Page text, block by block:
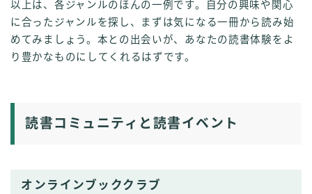
以上は、各ジャンルのほんの一例です。自分の興味や関心
に合ったジャンルを探し、まずは気になる一冊から読み始
めてみましょう。本との出会いが、あなたの読書体験をよ
り豊かなものにしてくれるはずです。
読書コミュニティと読書イベント
オンラインブッククラブ